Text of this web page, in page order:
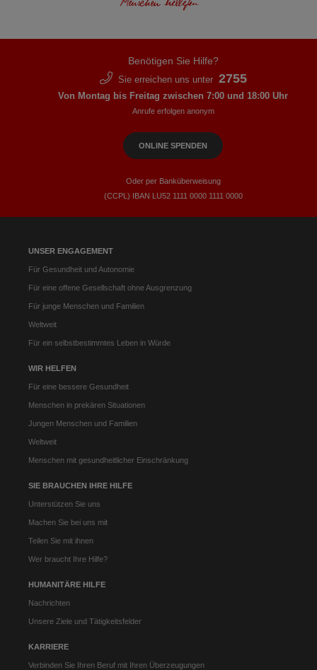
UNSER ENGAGEMENT
Für Gesundheit und Autonomie
Für eine offene Gesellschaft ohne Ausgrenzung
Für junge Menschen und Familien
Weltweit
Für ein selbstbestimmtes Leben in Würde
WIR HELFEN
Für eine bessere Gesundheit
Menschen in prekären Situationen
Jungen Menschen und Familien
Weltweit
Menschen mit gesundheitlicher Einschränkung
SIE BRAUCHEN IHRE HILFE
Unterstützen Sie uns
Machen Sie bei uns mit
Teilen Sie mit ihnen
Wer braucht Ihre Hilfe?
HUMANITÄRE HILFE
Nachrichten
Unsere Ziele und Tätigkeitsfelder
KARRIERE
Verbinden Sie Ihren Beruf mit Ihren Überzeugungen
Benötigen Sie Hilfe?
Sie erreichen uns unter 2755
Von Montag bis Freitag zwischen 7:00 und 18:00 Uhr
Anrufe erfolgen anonym
ONLINE SPENDEN
Oder per Banküberweisung
(CCPL) IBAN LU52​ 1111​ 0000​ 1111​ 0000